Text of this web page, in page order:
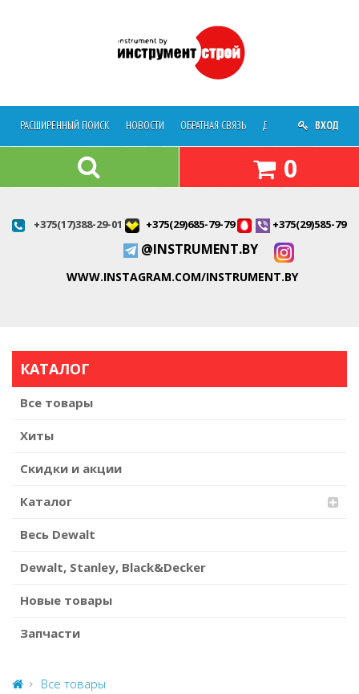
РАСШИРЕННЫЙ ПОИСК НОВОСТИ ОБРАТНАЯ СВЯЗЬ ДОСТАВКА О
ВХОД
0
+375(17)388-29-01 +375(29)685-79-79 +375(29)585-79-
@INSTRUMENT.BY
WWW.INSTAGRAM.COM/INSTRUMENT.BY
КАТАЛОГ
Все товары
Хиты
Скидки и акции
Каталог
Весь Dewalt
Dewalt, Stanley, Black&Decker
Новые товары
Запчасти
Все товары